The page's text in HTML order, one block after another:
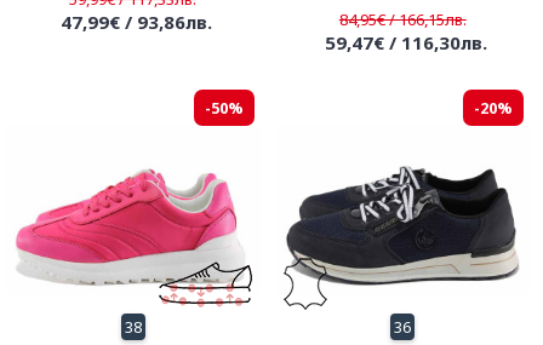
47,99€ / 93,86лв. 84,95€ / 166,15лв.
59,47€ / 116,30лв.
-50%
38
-20%
36